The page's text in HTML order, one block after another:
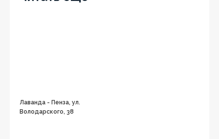
Лаванда - Пенза, ул.
Володарского, 38